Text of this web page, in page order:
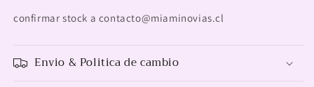
confirmar stock a contacto@miaminovias.cl
Envio & Politica de cambio